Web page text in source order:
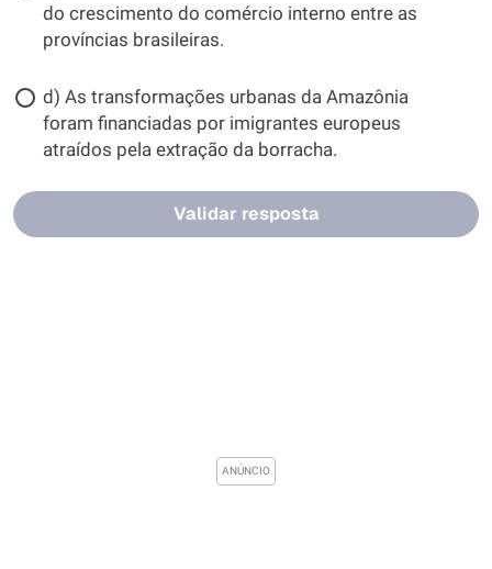
do crescimento do comércio interno entre as
províncias brasileiras.
d) As transformações urbanas da Amazônia
foram financiadas por imigrantes europeus
atraídos pela extração da borracha.
Validar resposta